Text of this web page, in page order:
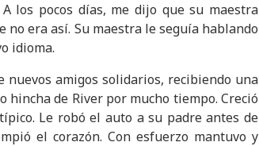
los pocos días, me dijo que su maestra
era así. Su maestra le seguía hablando
idioma.
nuevos amigos solidarios, recibiendo una
hincha de River por mucho tiempo. Creció
Le robó el auto a su padre antes de
el corazón. Con esfuerzo mantuvo y